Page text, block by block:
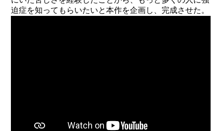
迫症を知ってもらいたいと本作を企画し、完成させた。